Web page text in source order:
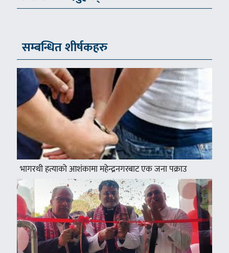
सम्बन्धित शीर्षकहरु
भागरथी हत्याको आशंकामा महेन्द्रनगरबाट एक जना पक्राउ